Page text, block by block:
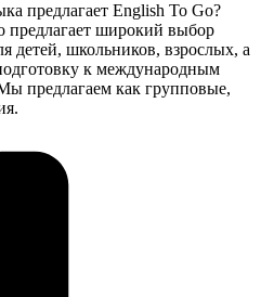
предлагает English To Go?
предлагает широкий выбор
детей, школьников, взрослых, а
к международным
предлагаем как групповые,